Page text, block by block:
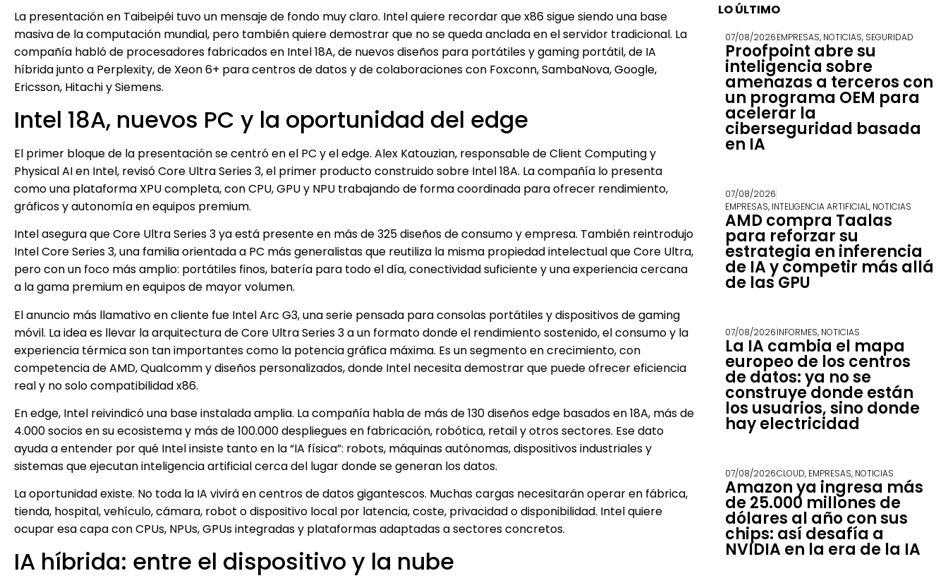
La presentación en Taibeipéi tuvo un mensaje de fondo muy claro. Intel quiere recordar que x86 sigue siendo una base
masiva de la computación mundial, pero también quiere demostrar que no se queda anclada en el servidor tradicional. La
compañía habló de procesadores fabricados en Intel 18A, de nuevos diseños para portátiles y gaming portátil, de IA
híbrida junto a Perplexity, de Xeon 6+ para centros de datos y de colaboraciones con Foxconn, SambaNova, Google,
Ericsson, Hitachi y Siemens.
Intel 18A, nuevos PC y la oportunidad del edge
El primer bloque de la presentación se centró en el PC y el edge. Alex Katouzian, responsable de Client Computing y
Physical AI en Intel, revisó Core Ultra Series 3, el primer producto construido sobre Intel 18A. La compañía lo presenta
como una plataforma XPU completa, con CPU, GPU y NPU trabajando de forma coordinada para ofrecer rendimiento,
gráficos y autonomía en equipos premium.
Intel asegura que Core Ultra Series 3 ya está presente en más de 325 diseños de consumo y empresa. También reintrodujo
Intel Core Series 3, una familia orientada a PC más generalistas que reutiliza la misma propiedad intelectual que Core Ultra,
pero con un foco más amplio: portátiles finos, batería para todo el día, conectividad suficiente y una experiencia cercana
a la gama premium en equipos de mayor volumen.
El anuncio más llamativo en cliente fue Intel Arc G3, una serie pensada para consolas portátiles y dispositivos de gaming
móvil. La idea es llevar la arquitectura de Core Ultra Series 3 a un formato donde el rendimiento sostenido, el consumo y la
experiencia térmica son tan importantes como la potencia gráfica máxima. Es un segmento en crecimiento, con
competencia de AMD, Qualcomm y diseños personalizados, donde Intel necesita demostrar que puede ofrecer eficiencia
real y no solo compatibilidad x86.
En edge, Intel reivindicó una base instalada amplia. La compañía habla de más de 130 diseños edge basados en 18A, más de
4.000 socios en su ecosistema y más de 100.000 despliegues en fabricación, robótica, retail y otros sectores. Ese dato
ayuda a entender por qué Intel insiste tanto en la “IA física”: robots, máquinas autónomas, dispositivos industriales y
sistemas que ejecutan inteligencia artificial cerca del lugar donde se generan los datos.
La oportunidad existe. No toda la IA vivirá en centros de datos gigantescos. Muchas cargas necesitarán operar en fábrica,
tienda, hospital, vehículo, cámara, robot o dispositivo local por latencia, coste, privacidad o disponibilidad. Intel quiere
ocupar esa capa con CPUs, NPUs, GPUs integradas y plataformas adaptadas a sectores concretos.
IA híbrida: entre el dispositivo y la nube
LO ÚLTIMO
07/08/2026EMPRESAS, NOTICIAS, SEGURIDAD
Proofpoint abre su
inteligencia sobre
amenazas a terceros con
un programa OEM para
acelerar la
ciberseguridad basada
en IA
07/08/2026
EMPRESAS, INTELIGENCIA ARTIFICIAL, NOTICIAS
AMD compra Taalas
para reforzar su
estrategia en inferencia
de IA y competir más allá
de las GPU
07/08/2026INFORMES, NOTICIAS
La IA cambia el mapa
europeo de los centros
de datos: ya no se
construye donde están
los usuarios, sino donde
hay electricidad
07/08/2026CLOUD, EMPRESAS, NOTICIAS
Amazon ya ingresa más
de 25.000 millones de
dólares al año con sus
chips: así desafía a
NVIDIA en la era de la IA